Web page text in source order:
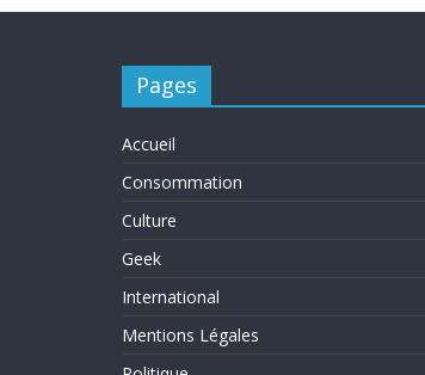
Pages
Accueil
Consommation
Culture
Geek
International
Mentions Légales